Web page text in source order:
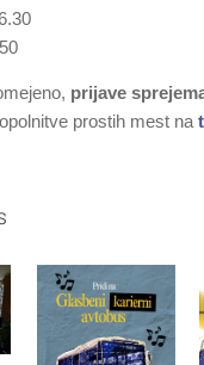
prijave
prostih mest na